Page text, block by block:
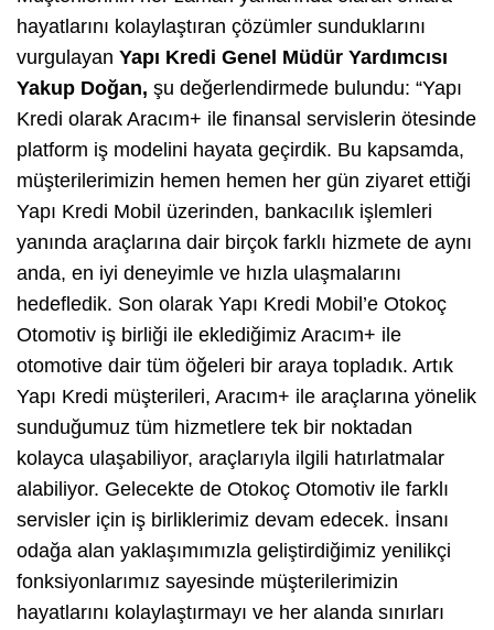
hayatlarını kolaylaştıran çözümler sunduklarını
vurgulayan Yapı Kredi Genel Müdür Yardımcısı
Yakup Doğan, şu değerlendirmede bulundu: “Yapı
Kredi olarak Aracım+ ile finansal servislerin ötesinde
platform iş modelini hayata geçirdik. Bu kapsamda,
müşterilerimizin hemen hemen her gün ziyaret ettiği
Yapı Kredi Mobil üzerinden, bankacılık işlemleri
yanında araçlarına dair birçok farklı hizmete de aynı
anda, en iyi deneyimle ve hızla ulaşmalarını
hedefledik. Son olarak Yapı Kredi Mobil’e Otokoç
Otomotiv iş birliği ile eklediğimiz Aracım+ ile
otomotive dair tüm öğeleri bir araya topladık. Artık
Yapı Kredi müşterileri, Aracım+ ile araçlarına yönelik
sunduğumuz tüm hizmetlere tek bir noktadan
kolayca ulaşabiliyor, araçlarıyla ilgili hatırlatmalar
alabiliyor. Gelecekte de Otokoç Otomotiv ile farklı
servisler için iş birliklerimiz devam edecek. İnsanı
odağa alan yaklaşımımızla geliştirdiğimiz yenilikçi
fonksiyonlarımız sayesinde müşterilerimizin
hayatlarını kolaylaştırmayı ve her alanda sınırları